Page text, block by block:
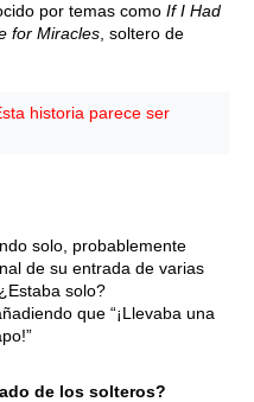
por temas como If I Had
for Miracles , soltero de
historia parece ser
solo, probablemente
de su entrada de varias
solo?
que “¡Llevaba una
de los solteros?